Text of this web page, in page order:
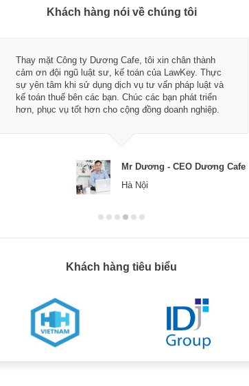
Khách hàng nói về chúng tôi
Thay mặt Công ty Dương Cafe, tôi xin chân thành
cảm ơn đội ngũ luật sư, kế toán của LawKey. Thực
sự yên tâm khi sử dụng dịch vụ tư vấn pháp luật và
kế toán thuế bên các bạn. Chúc các bạn phát triển
hơn, phục vụ tốt hơn cho cộng đồng doanh nghiệp.
Mr Dương - CEO Dương Cafe
Hà Nội
Khách hàng tiêu biểu